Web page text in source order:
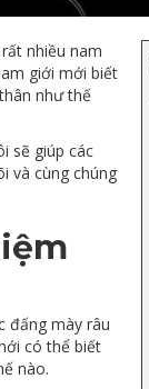
nhiều nam
giới mới biết
như thế
sẽ giúp các
và cùng chúng
đấng mày râu
có thể biết
nào.